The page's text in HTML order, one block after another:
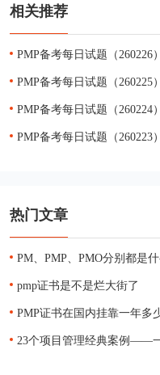
相关推荐
PMP备考每日试题（260226）
PMP备考每日试题（260225）
PMP备考每日试题（260224）
PMP备考每日试题（260223）
热门文章
pmp证书是不是烂大街了
PMP证书在国内挂靠一年多